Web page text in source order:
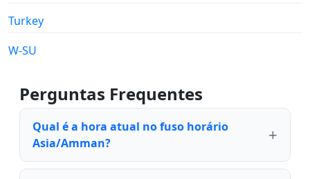
Turkey
W-SU
Perguntas Frequentes
Qual é a hora atual no fuso horário
Asia/Amman?